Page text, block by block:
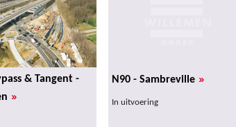
& Tangent -
»
N90 - Sambreville »
In uitvoering